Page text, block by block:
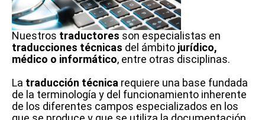
Nuestros traductores son especialistas en
traducciones técnicas del ámbito jurídico,
médico o informático, entre otras disciplinas.
La traducción técnica requiere una base fundada
de la terminología y del funcionamiento inherente
de los diferentes campos especializados en los